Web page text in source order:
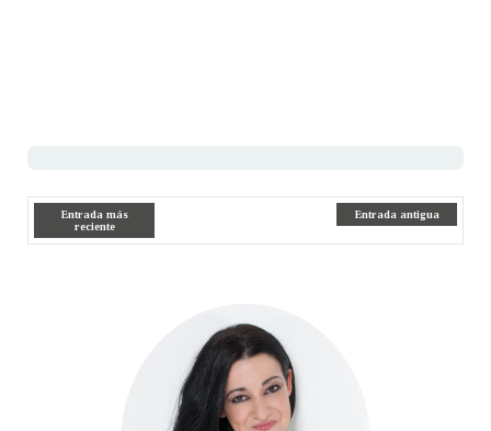
Entrada más
reciente
Entrada antigua